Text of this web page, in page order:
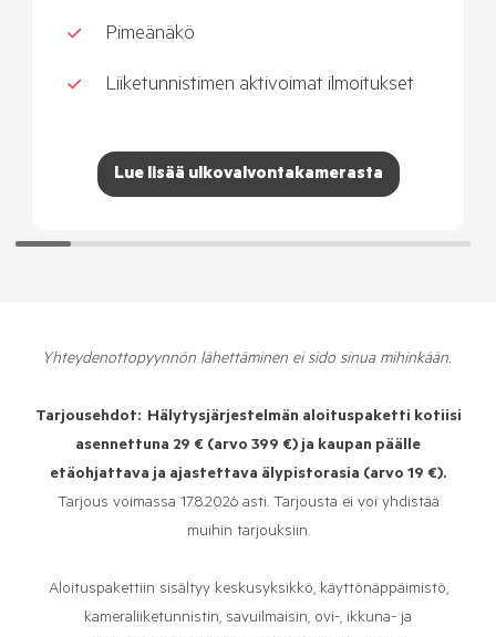
Pimeänäkö
Liiketunnistimen aktivoimat ilmoitukset
Lue lisää ulkovalvontakamerasta
Yhteydenottopyynnön lähettäminen ei sido sinua mihinkään.
Tarjousehdot: Hälytysjärjestelmän aloituspaketti kotiisi
asennettuna 29 € (arvo 399 €) ja kaupan päälle
etäohjattava ja ajastettava älypistorasia (arvo 19 €).
Tarjous voimassa 17.8.2026 asti. Tarjousta ei voi yhdistää
muihin tarjouksiin.
Aloituspakettiin sisältyy keskusyksikkö, käyttönäppäimistö,
kameraliiketunnistin, savuilmaisin, ovi-, ikkuna- ja